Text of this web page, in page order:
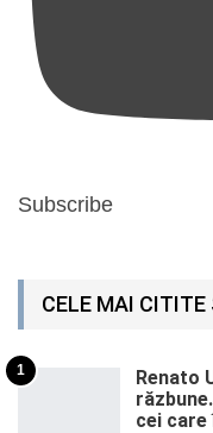
Subscribe
CELE MAI CITITE
1
Renato
cei care